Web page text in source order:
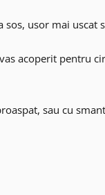
usor mai uscat
acoperit pentru
sau cu